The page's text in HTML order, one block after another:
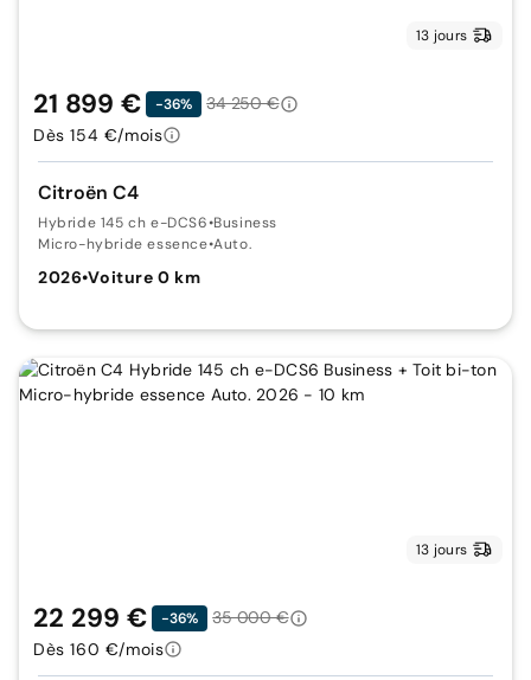
13 jours
Citroën C4
Hybride 145 ch e-DCS6•Business
Micro-hybride essence•Auto.
2026•Voiture 0 km
21 899 € -36%
34 250 €
Dès 154 €/mois
13 jours
22 299 € -36%
35 000 €
Dès 160 €/mois